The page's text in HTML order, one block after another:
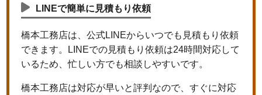
LINEで簡単に見積もり依頼
橋本工務店は、公式LINEからいつでも見積もり依頼
できます。LINEでの見積もり依頼は24時間対応して
いるため、忙しい方でも相談しやすいです。
橋本工務店は対応が早いと評判なので、すぐに対応